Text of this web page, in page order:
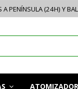
PENÍNSULA (24H) Y